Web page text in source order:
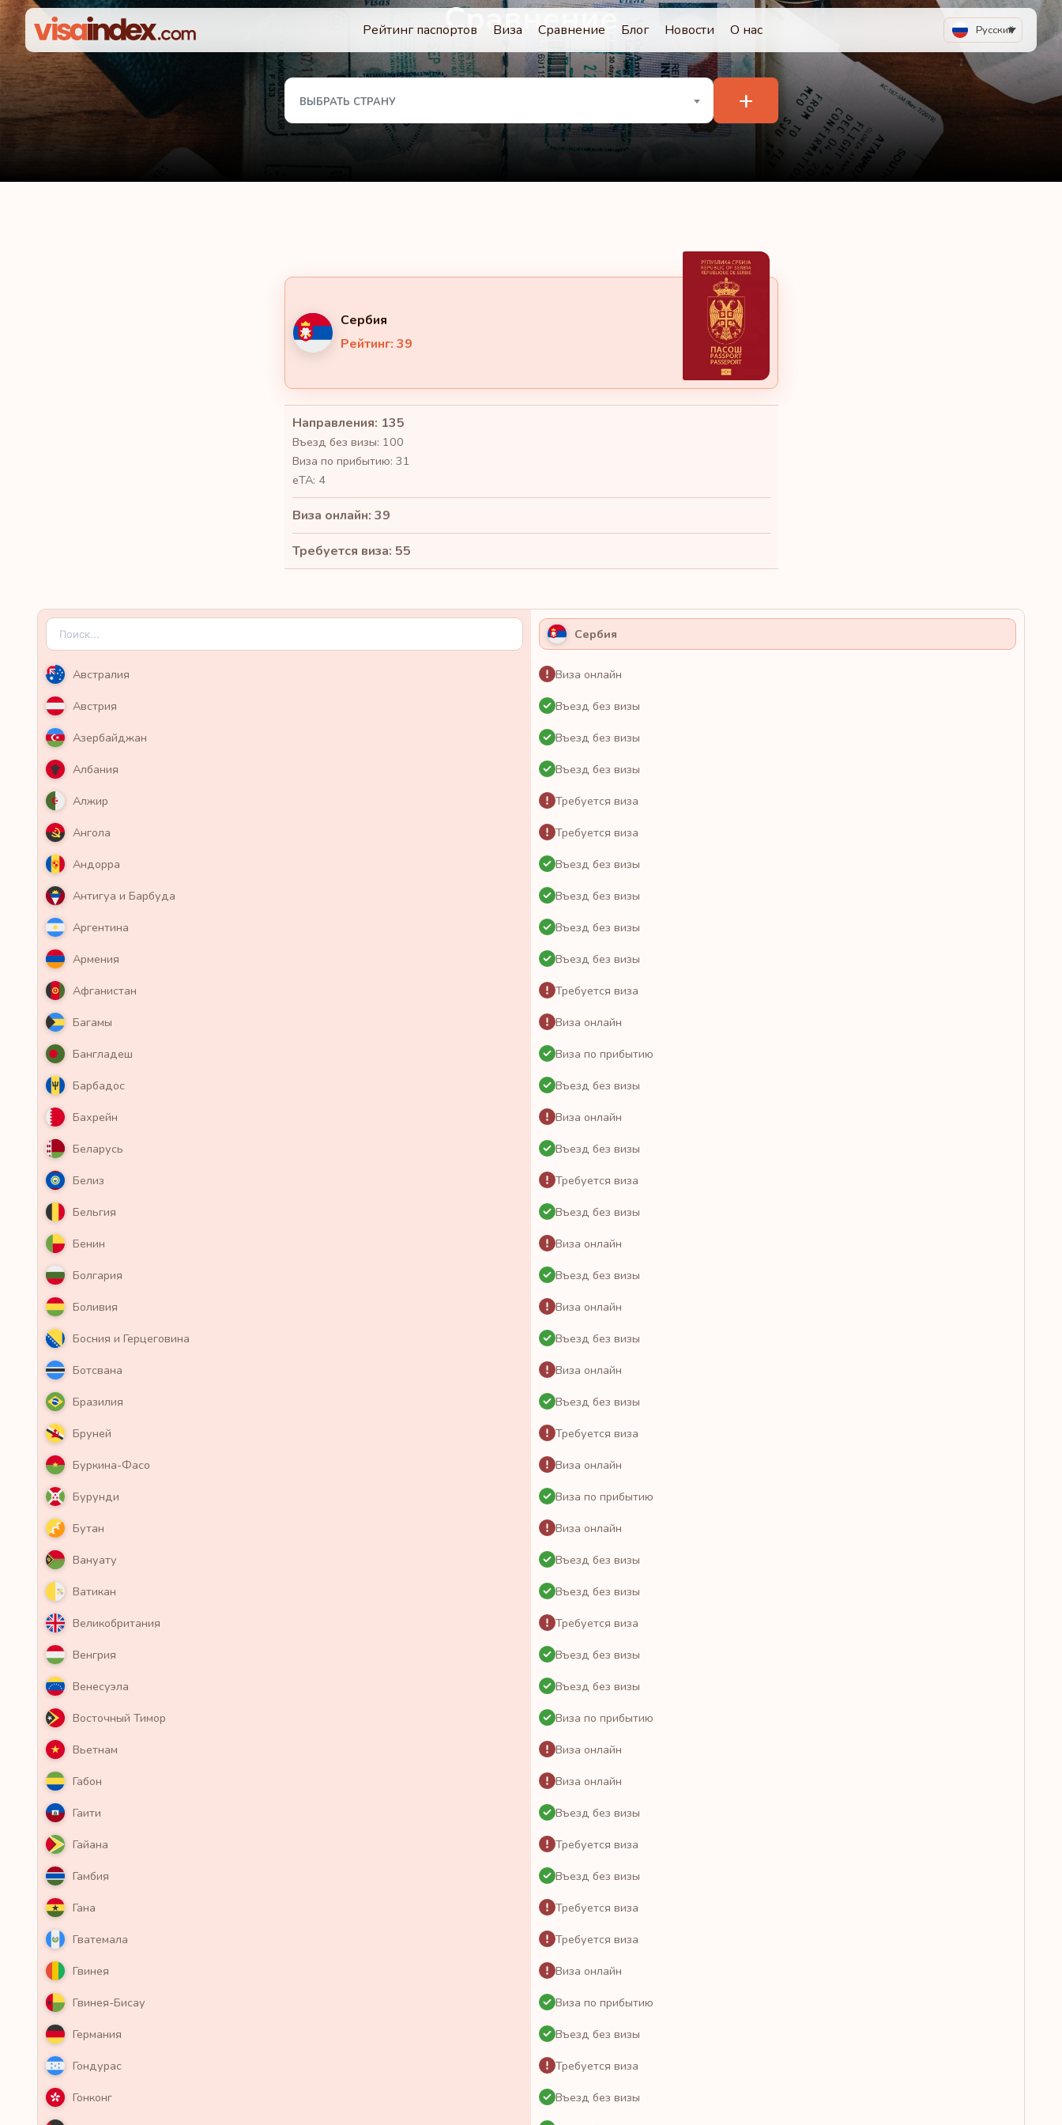
Русский
Рейтинг паспортов Виза Сравнение Блог Новости О нас
Сравнение
ВЫБРАТЬ СТРАНУ +
Сербия
Рейтинг: 39
Направления: 135
Въезд без визы: 100
Виза по прибытию: 31
eTA: 4
Виза онлайн: 39
Требуется виза: 55
Сербия
Австралия Виза онлайн
Австрия Въезд без визы
Азербайджан Въезд без визы
Албания Въезд без визы
Алжир Требуется виза
Ангола Требуется виза
Андорра Въезд без визы
Антигуа и Барбуда Въезд без визы
Аргентина Въезд без визы
Армения Въезд без визы
Афганистан Требуется виза
Багамы Виза онлайн
Бангладеш Виза по прибытию
Барбадос Въезд без визы
Бахрейн Виза онлайн
Беларусь Въезд без визы
Белиз Требуется виза
Бельгия Въезд без визы
Бенин Виза онлайн
Болгария Въезд без визы
Боливия Виза онлайн
Босния и Герцеговина Въезд без визы
Ботсвана Виза онлайн
Бразилия Въезд без визы
Бруней Требуется виза
Буркина-Фасо Виза онлайн
Бурунди Виза по прибытию
Бутан Виза онлайн
Вануату Въезд без визы
Ватикан Въезд без визы
Великобритания Требуется виза
Венгрия Въезд без визы
Венесуэла Въезд без визы
Восточный Тимор Виза по прибытию
Вьетнам Виза онлайн
Габон Виза онлайн
Гаити Въезд без визы
Гайана Требуется виза
Гамбия Въезд без визы
Гана Требуется виза
Гватемала Требуется виза
Гвинея Виза онлайн
Гвинея-Бисау Виза по прибытию
Германия Въезд без визы
Гондурас Требуется виза
Гонконг Въезд без визы